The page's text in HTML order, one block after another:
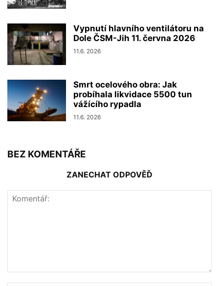
Vypnutí hlavního ventilátoru na
Dole ČSM-Jih 11. června 2026
11.6. 2026
Smrt ocelového obra: Jak
probíhala likvidace 5500 tun
vážícího rypadla
11.6. 2026
BEZ KOMENTÁŘE
ZANECHAT ODPOVĚĎ